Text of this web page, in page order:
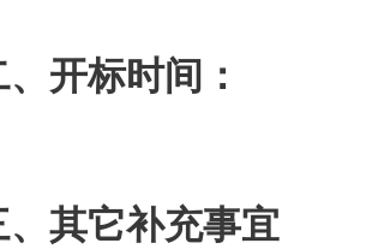
、开标时间：
、其它补充事宜